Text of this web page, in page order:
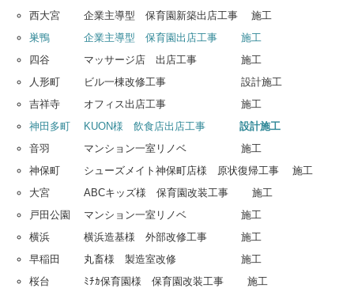
西大宮 企業主導型 保育園新築出店工事 施工
巣鴨 企業主導型 保育園出店工事 施工
四谷 マッサージ店 出店工事 施工
人形町 ビル一棟改修工事 設計施工
吉祥寺 オフィス出店工事 施工
神田多町 KUON様 飲食店出店工事 設計施工
音羽 マンション一室リノベ 施工
神保町 シューズメイト神保町店様 原状復帰工事 施工
大宮 ABCキッズ様 保育園改装工事 施工
戸田公園 マンション一室リノベ 施工
横浜 横浜造基様 外部改修工事 施工
早稲田 丸畜様 製造室改修 施工
桜台 ﾐﾁｶ保育園様 保育園改装工事 施工